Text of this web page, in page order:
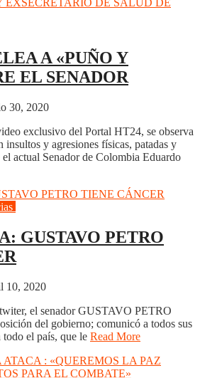
A «PUÑO Y
EL SENADOR
30, 2020
exclusivo del Portal HT24, se observa
insultos y agresiones físicas, patadas y
el actual Senador de Colombia Eduardo
GUSTAVO PETRO
10, 2020
el senador GUSTAVO PETRO
del gobierno; comunicó a todos sus
todo el país, que le Read More